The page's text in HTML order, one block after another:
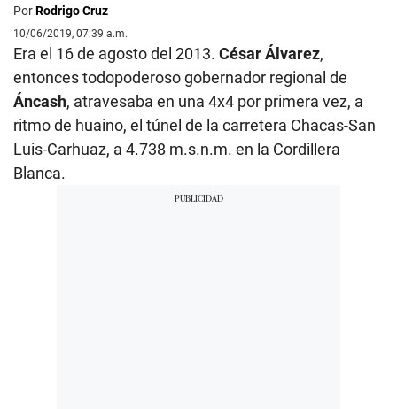
PorRodrigo Cruz
10/06/2019, 07:39 a.m.
Era el 16 de agosto del 2013. César Álvarez,
entonces todopoderoso gobernador regional de
Áncash, atravesaba en una 4x4 por primera vez, a
ritmo de huaino, el túnel de la carretera Chacas-San
Luis-Carhuaz, a 4.738 m.s.n.m. en la Cordillera
Blanca.